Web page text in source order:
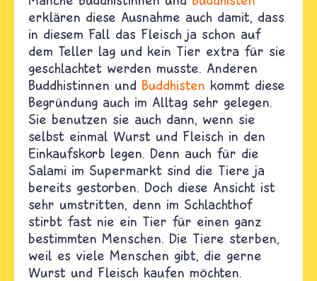
erklären diese Ausnahme auch damit, dass
in diesem Fall das Fleisch ja schon auf
dem Teller lag und kein Tier extra für sie
geschlachtet werden musste. Anderen
Buddhistinnen und Buddhisten kommt diese
Begründung auch im Alltag sehr gelegen.
Sie benutzen sie auch dann, wenn sie
selbst einmal Wurst und Fleisch in den
Einkaufskorb legen. Denn auch für die
Salami im Supermarkt sind die Tiere ja
bereits gestorben. Doch diese Ansicht ist
sehr umstritten, denn im Schlachthof
stirbt fast nie ein Tier für einen ganz
bestimmten Menschen. Die Tiere sterben,
weil es viele Menschen gibt, die gerne
Wurst und Fleisch kaufen möchten.